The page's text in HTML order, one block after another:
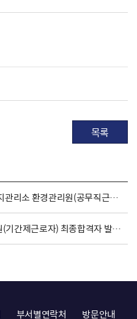
목록
국립3˙15민주묘지관리소 환경관리원(공무직근로자) 채용 공고
2023년 조경관리원(기간제근로자) 최종합격자 발표 및 채용서류 제출공고
부서별연락처 방문안내